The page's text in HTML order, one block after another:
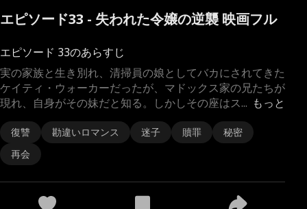
エピソード33 - 失われた令嬢の逆襲 映画フル
エピソード 33のあらすじ
もっと
実の家族と生き別れ、清掃員の娘としてバカにされてきた
ケイティ・ウォーカーだったが、マドックス家の兄たちが
現れ、自身がその妹だと知る。しかしその座はス...
復讐 勘違いロマンス 迷子 贖罪
秘密
再会